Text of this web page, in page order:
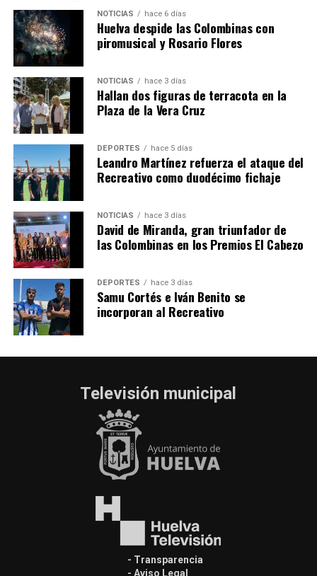
SEXTA CORRIDA DE LAS FIESTAS COLOMBINAS
2026
hace 6 días· Huelvatv
NOTICIAS hace 6 días
Huelva despide las Colombinas con
piromusical y Rosario Flores
NOTICIAS hace 3 días
Hallan dos figuras de terracota en la
Plaza de la Vera Cruz
DEPORTES hace 5 días
Leandro Martínez refuerza el ataque del
Recreativo como duodécimo fichaje
NOTICIAS hace 3 días
David de Miranda, gran triunfador de
las Colombinas en los Premios El Cabezo
DEPORTES hace 3 días
Samu Cortés e Iván Benito se
incorporan al Recreativo
Televisión municipal
- Transparencia
- Aviso Legal